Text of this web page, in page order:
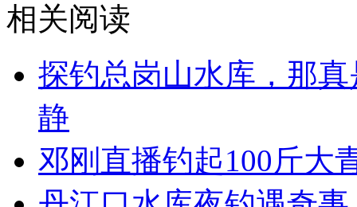
相关阅读
探钓总岗山水库，那
静
邓刚直播钓起100斤大